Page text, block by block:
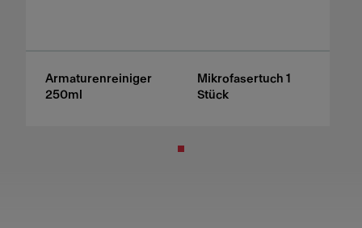
Armaturenreiniger
250ml
Mikrofasertuch 1
Stück